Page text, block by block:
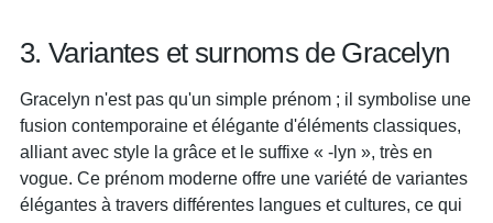
3. Variantes et surnoms de Gracelyn
Gracelyn n'est pas qu'un simple prénom ; il symbolise une
fusion contemporaine et élégante d'éléments classiques,
alliant avec style la grâce et le suffixe « -lyn », très en
vogue. Ce prénom moderne offre une variété de variantes
élégantes à travers différentes langues et cultures, ce qui